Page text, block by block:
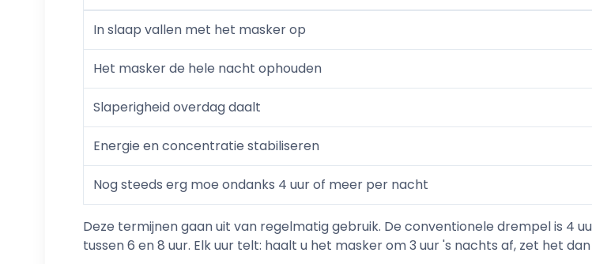
In slaap vallen met het masker op
Het masker de hele nacht ophouden
Slaperigheid overdag daalt
Energie en concentratie stabiliseren
Nog steeds erg moe ondanks 4 uur of meer per nacht
Deze termijnen gaan uit van regelmatig gebruik. De conventionele drempel is 4
tussen 6 en 8 uur. Elk uur telt: haalt u het masker om 3 uur 's nachts af, zet het